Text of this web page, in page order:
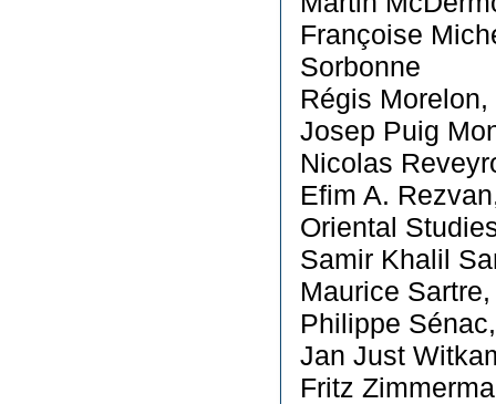
Françoise
Sorbonne
Régis
Josep Puig
Nicolas
Efim A.
Oriental
Samir Khalil
Maurice
Philippe
Jan Just
Fritz